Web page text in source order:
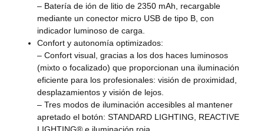
– Batería de ión de litio de 2350 mAh, recargable
mediante un conector micro USB de tipo B, con
indicador luminoso de carga.
Confort y autonomía optimizados:
– Confort visual, gracias a los dos haces luminosos
(mixto o focalizado) que proporcionan una iluminación
eficiente para los profesionales: visión de proximidad,
desplazamientos y visión de lejos.
– Tres modos de iluminación accesibles al mantener
apretado el botón: STANDARD LIGHTING, REACTIVE